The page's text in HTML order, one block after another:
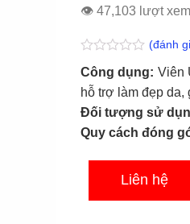
👁 47,103 lượt xem
Được
xếp
hạng
0.0
5
sao
(đánh
Công dụng: Viên
hỗ trợ làm đẹp da,
Đối tượng sử
Quy cách đóng
Liên hệ